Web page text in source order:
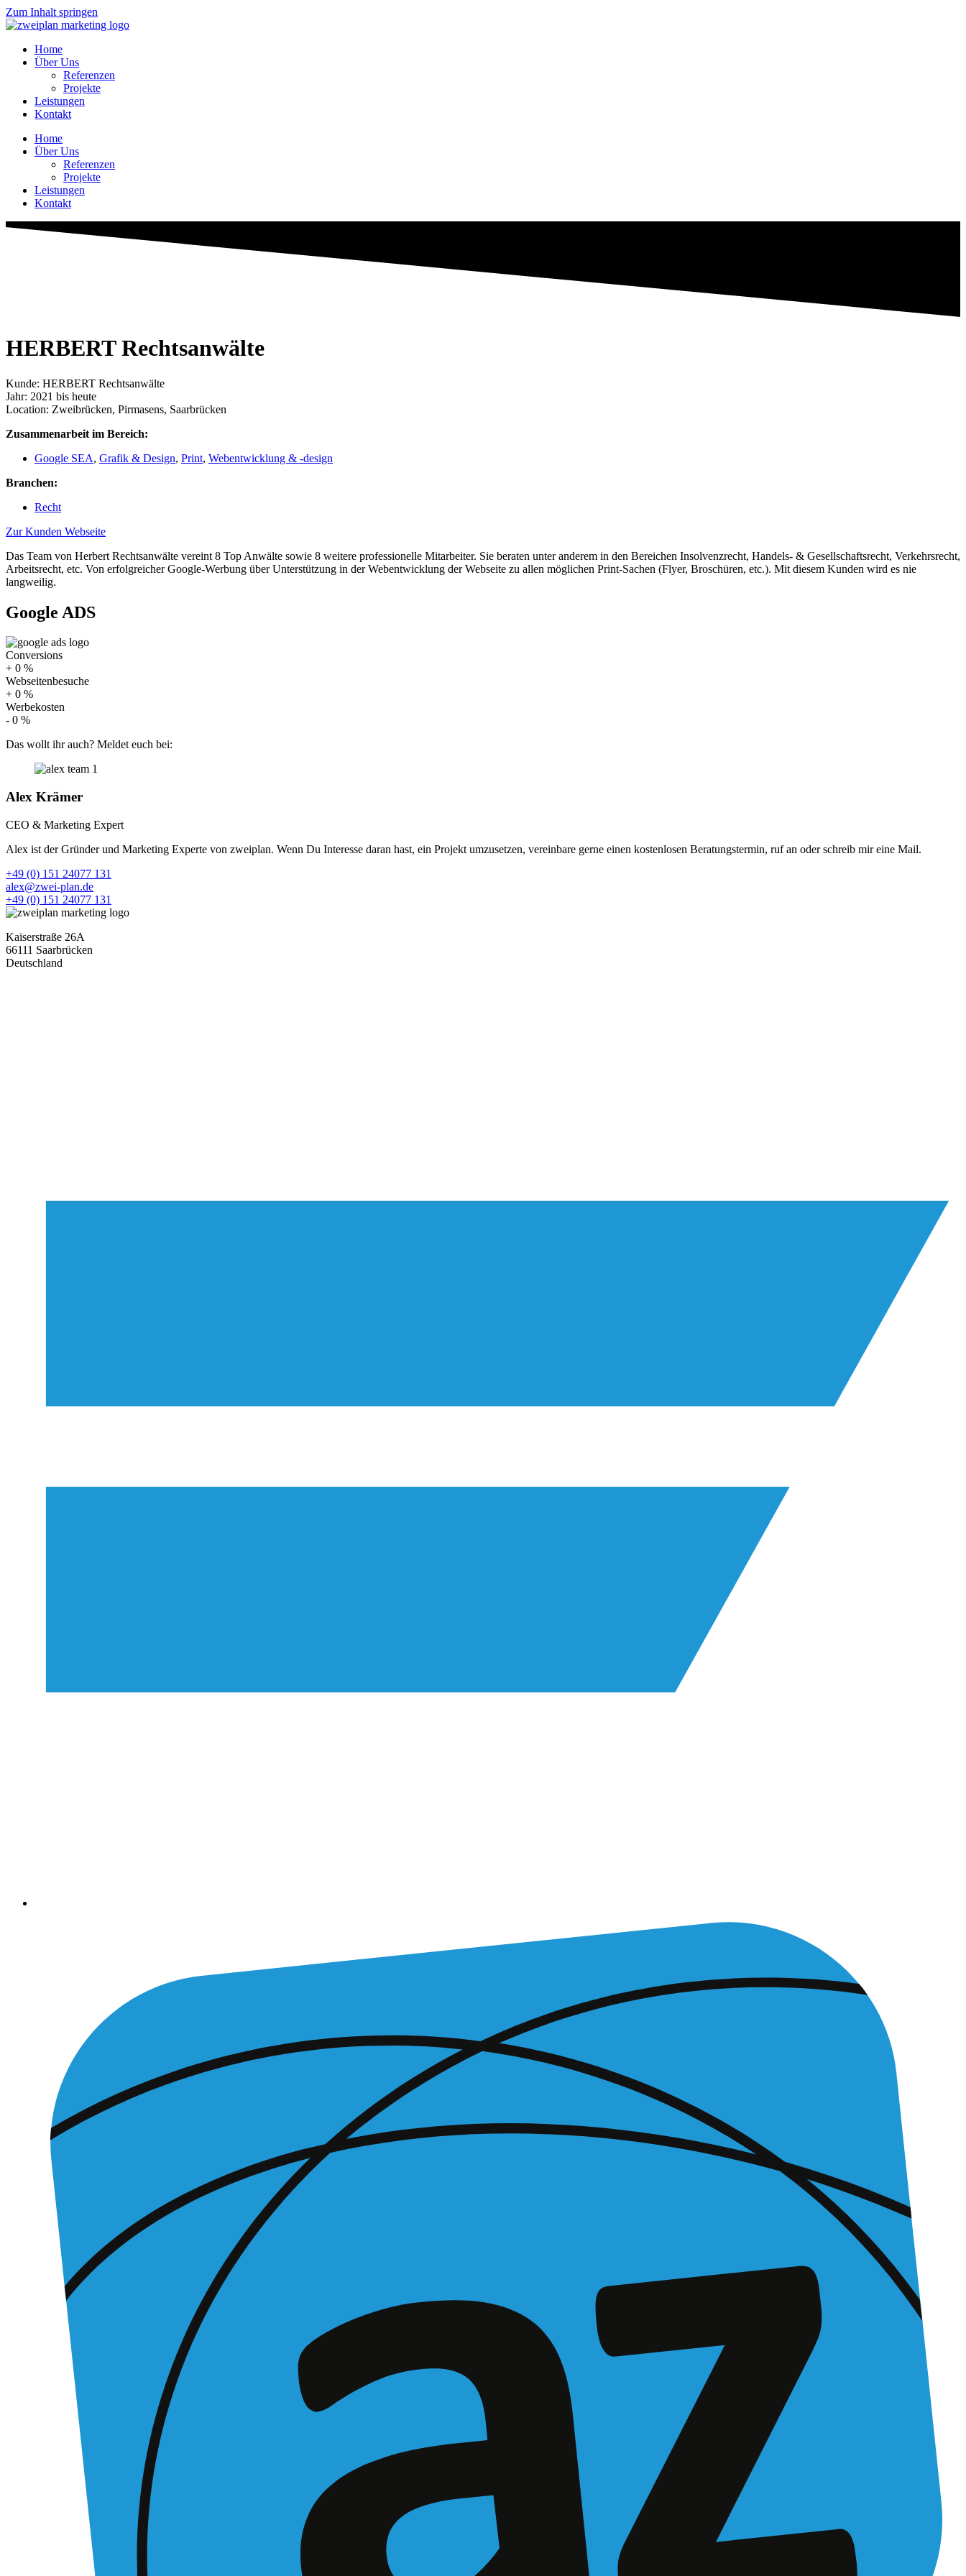
Zum Inhalt springen
Home
Über Uns
Referenzen
Projekte
Leistungen
Kontakt
Home
Über Uns
Referenzen
Projekte
Leistungen
Kontakt
HERBERT Rechtsanwälte
Kunde: HERBERT Rechtsanwälte
Jahr: 2021 bis heute
Location: Zweibrücken, Pirmasens, Saarbrücken
Zusammenarbeit im Bereich:
Google SEA, Grafik & Design, Print, Webentwicklung & -design
Branchen:
Recht
Zur Kunden Webseite
Das Team von Herbert Rechtsanwälte vereint 8 Top Anwälte sowie 8 weitere professionelle Mitarbeiter. Sie beraten unter anderem in den Bereichen Insolvenzrecht, Handels- & Gesellschaftsrecht, Verkehrsrecht,
Arbeitsrecht, etc. Von erfolgreicher Google-Werbung über Unterstützung in der Webentwicklung der Webseite zu allen möglichen Print-Sachen (Flyer, Broschüren, etc.). Mit diesem Kunden wird es nie
langweilig.
Google ADS
Conversions
+ 0 %
Webseitenbesuche
+ 0 %
Werbekosten
- 0 %
Das wollt ihr auch? Meldet euch bei:
Alex Krämer
CEO & Marketing Expert
Alex ist der Gründer und Marketing Experte von zweiplan. Wenn Du Interesse daran hast, ein Projekt umzusetzen, vereinbare gerne einen kostenlosen Beratungstermin, ruf an oder schreib mir eine Mail.
+49 (0) 151 24077 131
alex@zwei-plan.de
+49 (0) 151 24077 131
Kaiserstraße 26A
66111 Saarbrücken
Deutschland